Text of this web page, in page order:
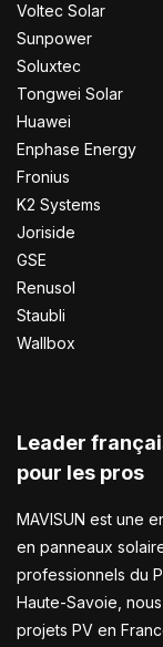
Voltec Solar
Sunpower
Soluxtec
Tongwei Solar
Huawei
Enphase Energy
Fronius
K2 Systems
Joriside
GSE
Renusol
Staubli
Wallbox
Leader
pour les pros
MAVISUN est une
en panneaux
professionnels du
Haute-Savoie,
projets PV en